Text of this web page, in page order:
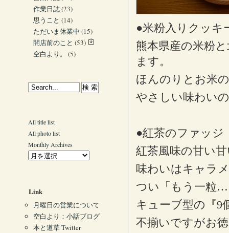
●米粉入りクッキ
熊本県産の米粉
ます。
ほんのりとお米
やさしい味わい
●紅茶のファッジ
紅茶風味の甘い
味わいはキャラ
つい「もう一粒…
キューブ型の『9
不揃いですがお
作業日誌(23)
思うこと (14)
ただいま休業中 (15)
開店前のこと (53)
空白より。
(5)
All title list
All photo list
Monthly Archives
Link
月曜日の営業について
空白より：小話ブログ
本と道草 Twitter